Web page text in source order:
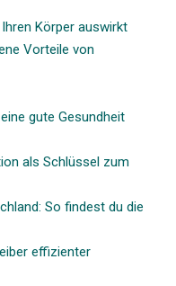
Körper auswirkt
Vorteile von
gute Gesundheit
als Schlüssel zum
So findest du die
effizienter